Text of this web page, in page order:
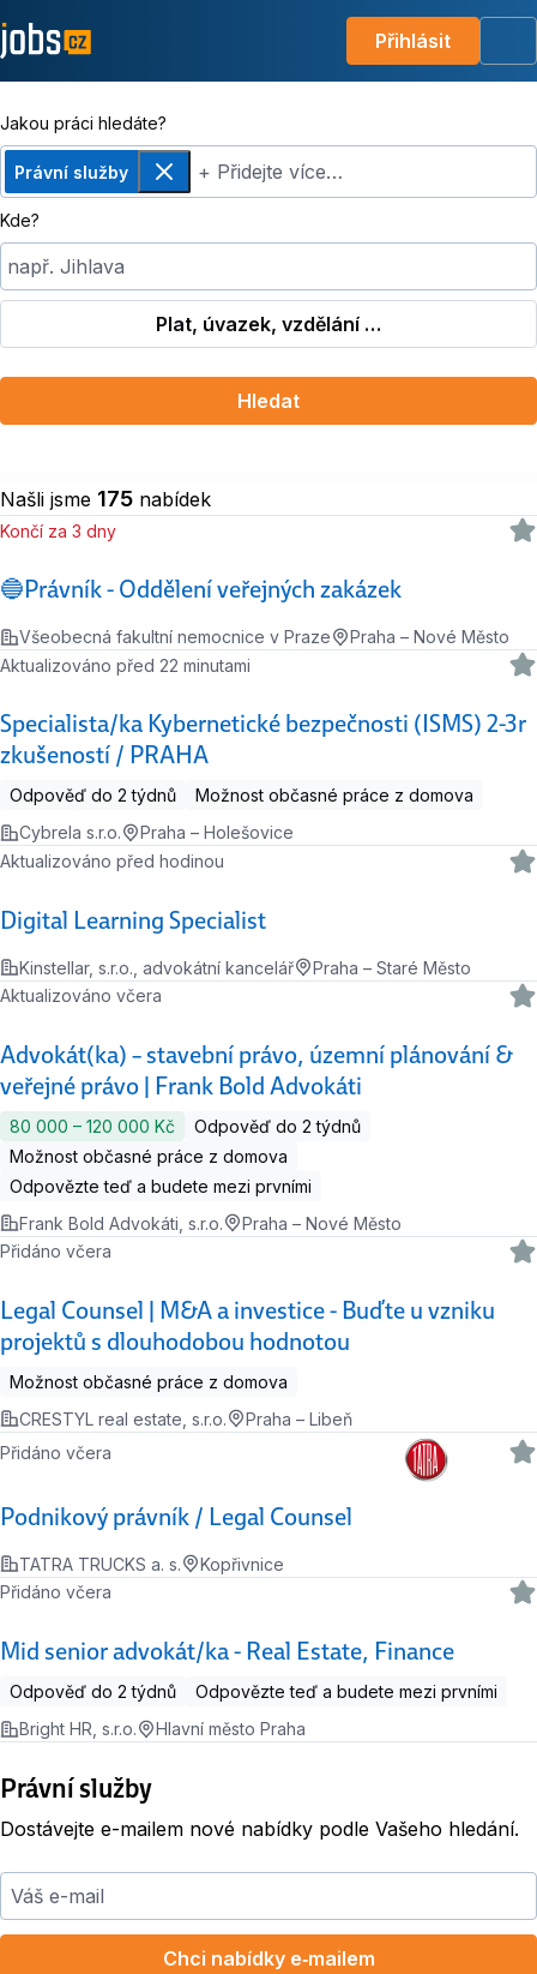
Přihlásit
Jakou práci hledáte?
Právní služby
Odebrat+ Přidejte více…
Kde?
např. Jihlava
Plat, úvazek, vzdělání …
Hledat
Našli jsme 175 nabídek
🔵Právník - Oddělení veřejných zakázek
Končí za 3 dny
Všeobecná fakultní nemocnice v Praze Praha – Nové Město
Specialista/ka Kybernetické bezpečnosti (ISMS) 2-3r
zkušeností / PRAHA
Aktualizováno před 22 minutami
Odpověď do 2 týdnů
Možnost občasné práce z domova
Cybrela s.r.o.
Praha – Holešovice
Digital Learning Specialist
Aktualizováno před hodinou
Kinstellar, s.r.o., advokátní kancelář Praha – Staré Město
Advokát(ka) – stavební právo, územní plánování &
veřejné právo | Frank Bold Advokáti
Aktualizováno včera
80 000 ‍–‍ 120 000 Kč
Odpověď do 2 týdnů
Možnost občasné práce z domova
Odpovězte teď a budete mezi prvními
Frank Bold Advokáti, s.r.o.
Praha – Nové Město
Legal Counsel | M&A a investice - Buďte u vzniku
projektů s dlouhodobou hodnotou
Přidáno včera
Možnost občasné práce z domova
CRESTYL real estate, s.r.o.
Praha – Libeň
Podnikový právník / Legal Counsel
Přidáno včera
TATRA TRUCKS a. s. Kopřivnice
Mid senior advokát/ka - Real Estate, Finance
Přidáno včera
Odpověď do 2 týdnů
Odpovězte teď a budete mezi prvními
Bright HR, s.r.o.
Hlavní město Praha
Právní služby
Dostávejte e-mailem nové nabídky podle Vašeho hledání.
Váš e-mail
Chci nabídky e‑mailem